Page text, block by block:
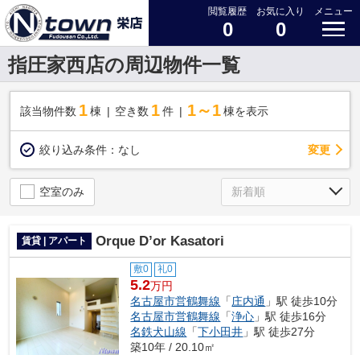
閲覧履歴
0
お気に入り
0
メニュー
指圧家西店の周辺物件一覧
該当物件数 1棟 空き数 1 件 1～1 棟を表示
絞り込み条件： なし 変更
空室のみ
賃貸 | アパート Orque D’or Kasatori
敷0 礼0
5.2万円
名古屋市営鶴舞線 「庄内通 」駅 徒歩10分
名古屋市営鶴舞線 「浄心 」駅 徒歩16分
名鉄犬山線 「下小田井 」駅 徒歩27分
築10年 / 20.10㎡